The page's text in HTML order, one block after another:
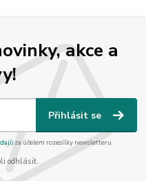
akce a
Přihlásit se
za účelem rozesílky newsletteru.
odhlásit.